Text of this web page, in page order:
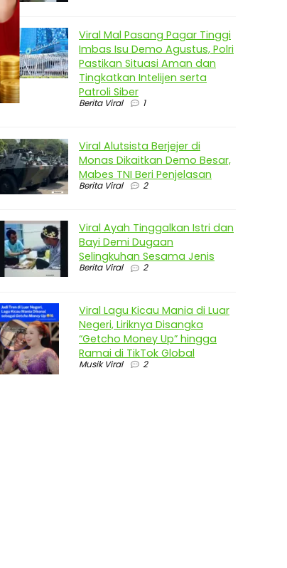
Viral Mal Pasang Pagar Tinggi
Imbas Isu Demo Agustus, Polri
Pastikan Situasi Aman dan
Tingkatkan Intelijen serta
Patroli Siber
Berita Viral 1
Viral Alutsista Berjejer di
Monas Dikaitkan Demo Besar,
Mabes TNI Beri Penjelasan
Berita Viral 2
Viral Ayah Tinggalkan Istri dan
Bayi Demi Dugaan
Selingkuhan Sesama Jenis
Berita Viral 2
Viral Lagu Kicau Mania di Luar
Negeri, Liriknya Disangka
“Getcho Money Up” hingga
Ramai di TikTok Global
Musik Viral 2